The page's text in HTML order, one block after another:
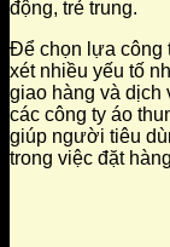
động, trẻ trung.
Để chọn lựa công
xét nhiều yếu tố
giao hàng và dịch
các công ty áo
giúp người tiêu
trong việc đặt